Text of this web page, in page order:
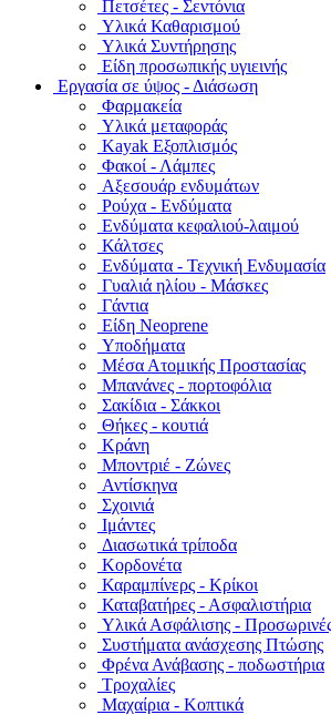
Πετσέτες - Σεντόνια
Υλικά Καθαρισμού
Υλικά Συντήρησης
Είδη προσωπικής υγιεινής
Εργασία σε ύψος - Διάσωση
Φαρμακεία
Υλικά μεταφοράς
Kayak Εξοπλισμός
Φακοί - Λάμπες
Αξεσουάρ ενδυμάτων
Ρούχα - Ενδύματα
Ενδύματα κεφαλιού-λαιμού
Κάλτσες
Ενδύματα - Τεχνική Ενδυμασία
Γυαλιά ηλίου - Μάσκες
Γάντια
Είδη Neoprene
Υποδήματα
Μέσα Ατομικής Προστασίας
Μπανάνες - πορτοφόλια
Σακίδια - Σάκκοι
Θήκες - κουτιά
Κράνη
Μποντριέ - Ζώνες
Αντίσκηνα
Σχοινιά
Ιμάντες
Διασωτικά τρίποδα
Κορδονέτα
Καραμπίνερς - Κρίκοι
Καταβατήρες - Ασφαλιστήρια
Υλικά Ασφάλισης -
Συστήματα ανάσχεσης Πτώσης
Φρένα Ανάβασης - ποδωστήρια
Τροχαλίες
Μαχαίρια - Κοπτικά